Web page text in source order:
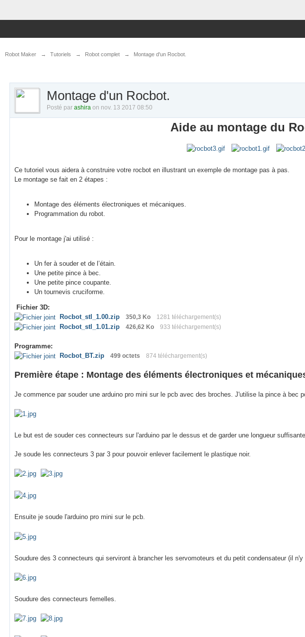
Robot Maker → Tutoriels → Robot complet → Montage d'un Rocbot.
Montage d'un Rocbot.
Posté par ashira on nov. 13 2017 08:50
Aide au montage du
Ce tutoriel vous aidera à construire votre rocbot en illustrant un exemple de montage pas à pas.
Le montage se fait en 2 étapes :
Montage des éléments électroniques et mécaniques.
Programmation du robot.
Pour le montage j'ai utilisé :
Un fer à souder et de l’étain.
Une petite pince à bec.
Une petite pince coupante.
Un tournevis cruciforme.
Fichier 3D:
Rocbot_stl_1.00.zip
350,3 Ko 1281 téléchargement(s)
Rocbot_stl_1.01.zip 426,62 Ko 933 téléchargement(s)
Programme:
Rocbot_BT.zip
499 octets 874 téléchargement(s)
Première étape : Montage des éléments électroniques et
Je commence par souder une arduino pro mini sur le pcb avec des broches. J'utilise la pince à bec
Le but est de souder ces connecteurs sur l'arduino par le dessus et de garder une longueur
Je soude les connecteurs 3 par 3 pour pouvoir enlever facilement le plastique noir.
Ensuite je soude l'arduino pro mini sur le pcb.
Soudure des 3 connecteurs qui serviront à brancher les servomoteurs et du petit condensateur (il
Soudure des connecteurs femelles.